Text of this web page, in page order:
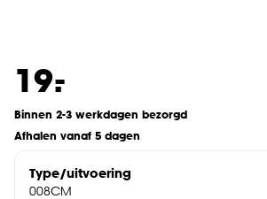
19.
-
Binnen 2-3 werkdagen bezorgd
Afhalen vanaf 5 dagen
Type/uitvoering
008CM